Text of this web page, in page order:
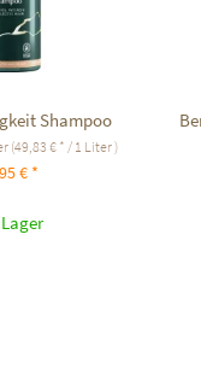
Shampoo
(49,83 € * / 1 Liter )
€ *